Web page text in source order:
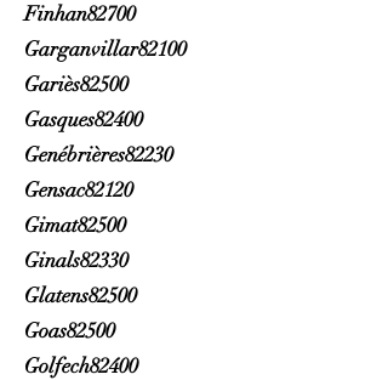
Finhan82700
Garganvillar82100
Gariès82500
Gasques82400
Genébrières82230
Gensac82120
Gimat82500
Ginals82330
Glatens82500
Goas82500
Golfech82400